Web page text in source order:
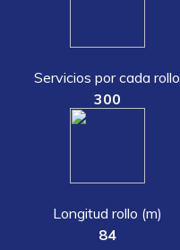
Servicios por cada rollo
300
Longitud rollo (m)
84